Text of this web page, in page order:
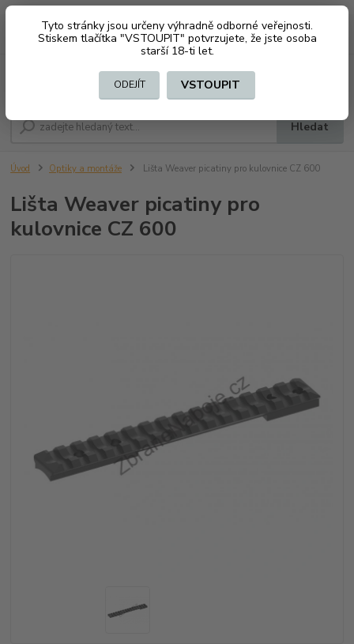
Tyto stránky jsou určeny výhradně odborné veřejnosti.
Stiskem tlačítka "VSTOUPIT" potvrzujete, že jste osoba
starší 18-ti let.
ODEJÍT VSTOUPIT
CZK
Hledat
+420 603794370 za0 Kč
Úvod Optiky a montáže Lišta Weaver picatiny pro kulovnice CZ 600
Lišta Weaver picatiny pro
kulovnice CZ 600